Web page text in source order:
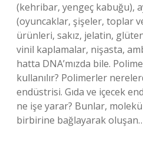
(kehribar, yengeç kabuğu),
(oyuncaklar, şişeler, toplar
ürünleri, sakız, jelatin,
vinil kaplamalar, nişasta,
hatta DNA’mızda bile.
kullanılır? Polimerler
endüstrisi. Gıda ve içecek
ne işe yarar? Bunlar,
birbirine bağlayarak